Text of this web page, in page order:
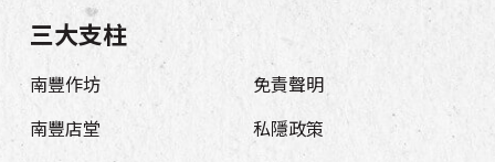
三大支柱
南豐作坊
南豐店堂
免責聲明
私隱政策